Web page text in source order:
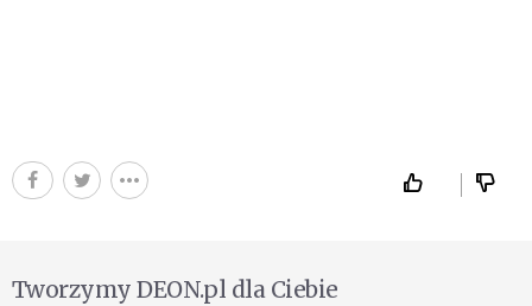
Tworzymy DEON.pl dla Ciebie